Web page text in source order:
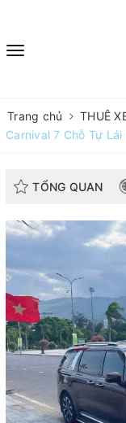
Trang chủ THUÊ
Carnival 7 Chỗ Tự
TỔNG QUAN